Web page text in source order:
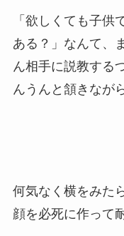
「欲しくても子供
ある？」なんて、
ん相手に説教する
んうんと頷きなが
何気なく横をみた
顔を必死に作って